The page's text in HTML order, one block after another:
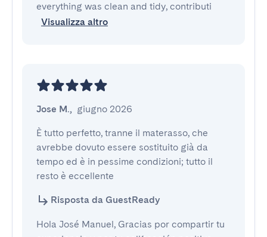
everything was clean and tidy, contributi
Visualizza altro
Jose M., giugno 2026
È tutto perfetto, tranne il materasso, che
avrebbe dovuto essere sostituito già da
tempo ed è in pessime condizioni; tutto il
resto è eccellente
Risposta da GuestReady
Hola José Manuel, Gracias por compartir tu